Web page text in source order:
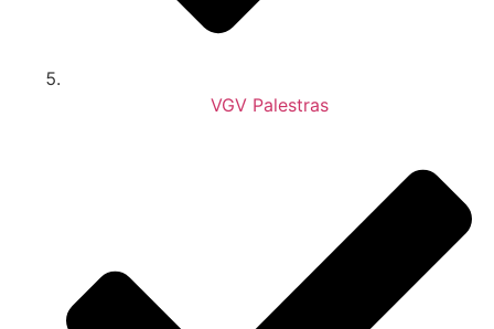
VGV Palestras